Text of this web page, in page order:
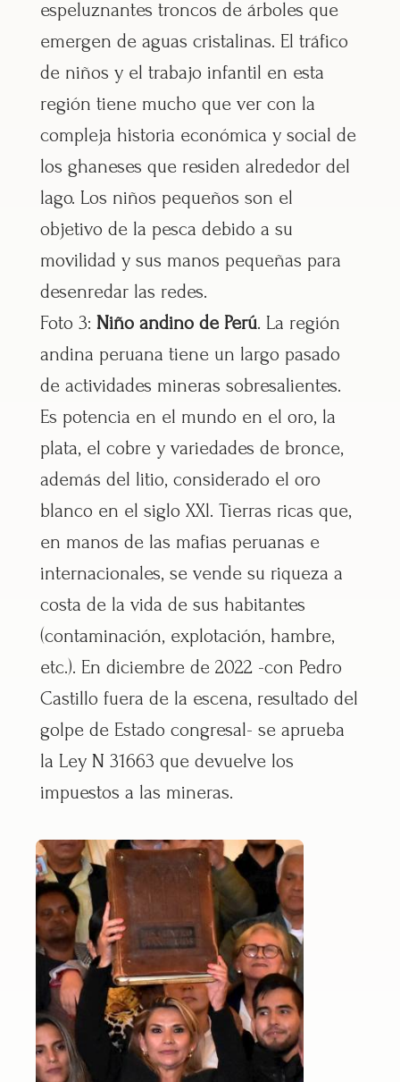
espeluznantes troncos de árboles que
emergen de aguas cristalinas. El tráfico
de niños y el trabajo infantil en esta
región tiene mucho que ver con la
compleja historia económica y social de
los ghaneses que residen alrededor del
lago. Los niños pequeños son el
objetivo de la pesca debido a su
movilidad y sus manos pequeñas para
desenredar las redes.
Foto 3: Niño andino de Perú. La región
andina peruana tiene un largo pasado
de actividades mineras sobresalientes.
Es potencia en el mundo en el oro, la
plata, el cobre y variedades de bronce,
además del litio, considerado el oro
blanco en el siglo XXl. Tierras ricas que,
en manos de las mafias peruanas e
internacionales, se vende su riqueza a
costa de la vida de sus habitantes
(contaminación, explotación, hambre,
etc.). En diciembre de 2022 -con Pedro
Castillo fuera de la escena, resultado del
golpe de Estado congresal- se aprueba
la Ley N 31663 que devuelve los
impuestos a las mineras.